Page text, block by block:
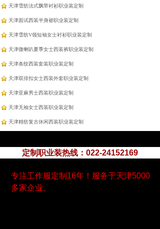
天津雪纺法式飘带衬衫职业装定制
天津面试西装半身裙职业装定制
天津雪纺V领短袖女士衬衫职业装定制
天津微喇叭夏季女士西装裤职业装定制
天津条纹西装套装职业装定制
天津双排扣女士西装外套职业装定制
天津亚麻男士西装职业装定制
天津无袖女士西装职业装定制
天津精纺复古休闲西装职业装定制
定制职业装热线：022-24152169
专注工作服定制16年！服务于天津5000
多家企业。